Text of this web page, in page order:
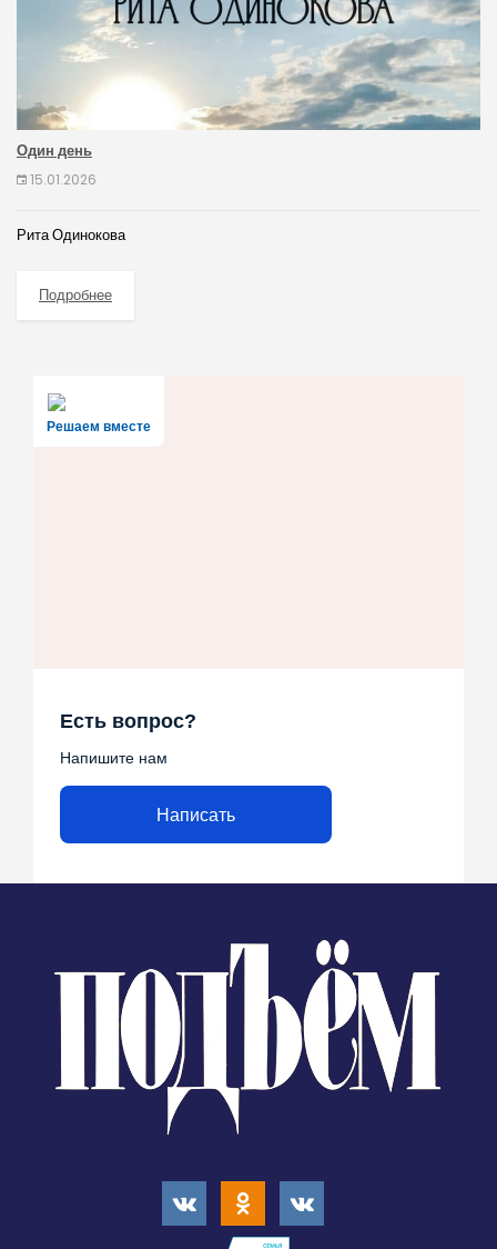
Один день
15.01.2026
Рита Одинокова
Подробнее
Решаем вместе
Есть вопрос?
Напишите нам
Написать